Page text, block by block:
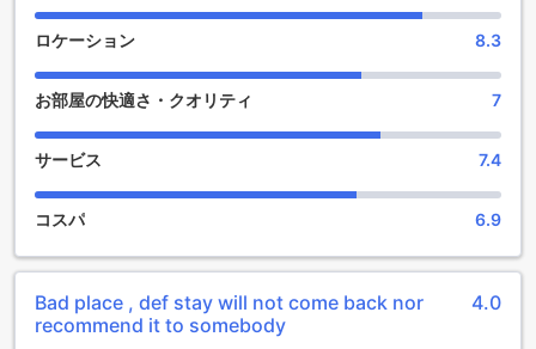
ジやスパもご利用いただけます。疲れた身体を癒やし、心地
よい時間を過ごすことができます。さらに、広々とした庭園
す。アッコ ビーチ ホテルのエンターテイメント施設は、お客
様の滞在をより一層充実させること間違いありません。
アッコ ビーチ ホテルの豪華なスポーツ施設
アッコ ビーチ ホテルは、素晴らしいスポーツ施設を提供して
います。屋内プールでは、快適な環境で泳ぐことができま
使用して、自分のペースでトレーニングを行うことができま
す。屋外プールでは、美しい景色を眺めながらリラックスし
た時間を過ごすことができます。ダイビングやハイキングト
ロケーション 8.3
お部屋の快適さ・クオリティ 7
サービス 7.4
コスパ 6.9
Bad place , def stay will not come back nor
recommend it to somebody
4.0